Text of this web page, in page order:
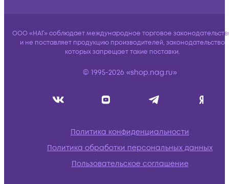
ООО «НАГ» соблюдает международное торговое
и не поставляет продукцию производителей, законодательство
которых запрещает такие поставки.
© 1995-2026 «shop.nag.ru»
Политика конфиденциальности
Политика обработки персональных данных
Пользовательское соглашение